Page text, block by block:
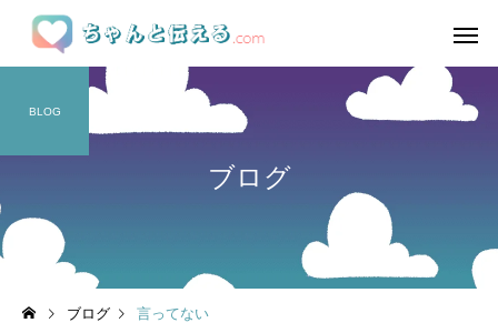
ブログ
BLOG
ブログ 言ってない